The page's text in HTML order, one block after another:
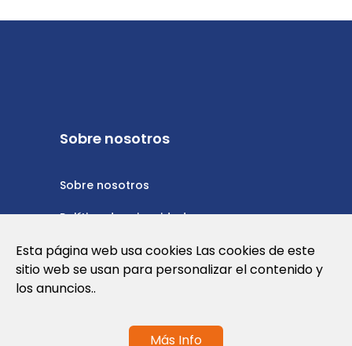
Sobre nosotros
Sobre nosotros
Política de privacidad
Política de cookies
Nota Legal y Condiciones de Uso de la
Esta página web usa cookies Las cookies de este
sitio web se usan para personalizar el contenido y
los anuncios..
Más Info